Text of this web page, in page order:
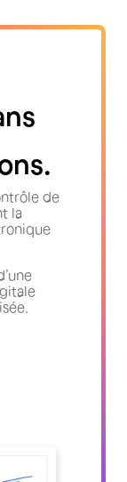
de
la